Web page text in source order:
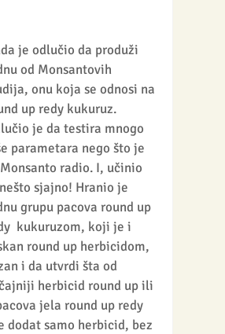
je odlučio da produži
od Monsantovih
onu koja se odnosi na
up redy kukuruz.
je da testira mnogo
parametara nego što je
radio. I, učinio
sjajno! Hranio je
grupu pacova round up
kukuruzom, koji je i
round up herbicidom,
i da utvrdi šta od
herbicid round up ili
jela round up redy
samo herbicid, bez